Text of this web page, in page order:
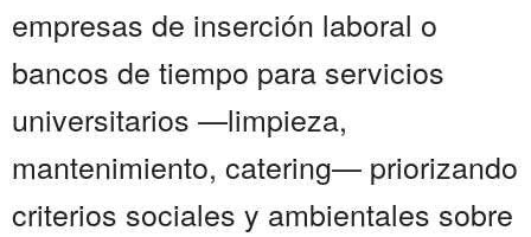
empresas de inserción laboral o
bancos de tiempo para servicios
universitarios —limpieza,
mantenimiento, catering— priorizando
criterios sociales y ambientales sobre